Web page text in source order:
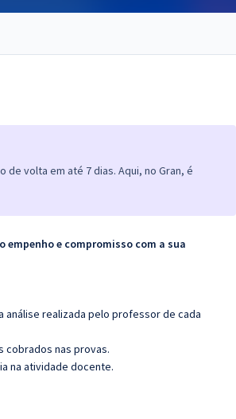
volta em até 7 dias. Aqui, no Gran, é
empenho e compromisso com a sua
realizada pelo professor de cada
cobrados nas provas.
na atividade docente.